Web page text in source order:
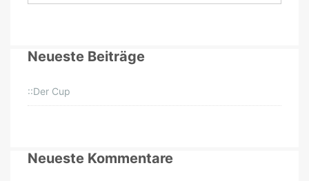
Neueste Beiträge
::Der Cup
Neueste Kommentare